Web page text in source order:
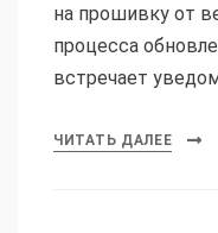
на прошивку от
процесса
встречает
ЧИТАТЬ ДАЛЕЕ